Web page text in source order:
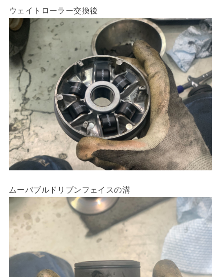
ウェイトローラー交換後
ムーバブルドリブンフェイスの溝